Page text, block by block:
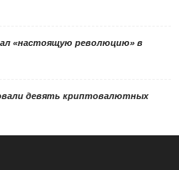
«настоящую революцию» в
девять криптовалютных